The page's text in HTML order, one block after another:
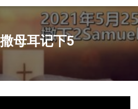
母耳记下5